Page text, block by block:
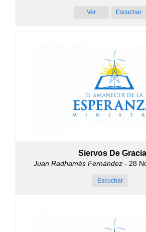
Ver Escuchar
Siervos De Gracia
Juan Radhamés Fernández- 28
Escuchar